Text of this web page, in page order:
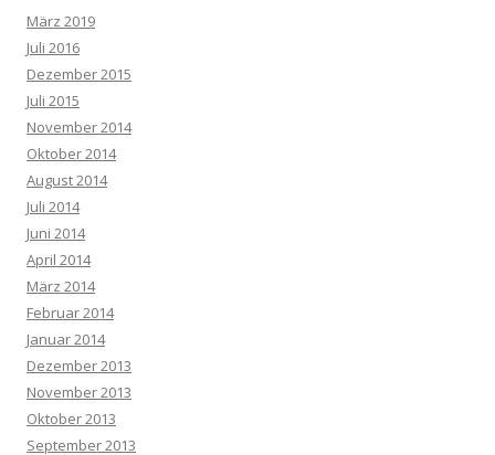
März 2019
Juli 2016
Dezember 2015
Juli 2015
November 2014
Oktober 2014
August 2014
Juli 2014
Juni 2014
April 2014
März 2014
Februar 2014
Januar 2014
Dezember 2013
November 2013
Oktober 2013
September 2013